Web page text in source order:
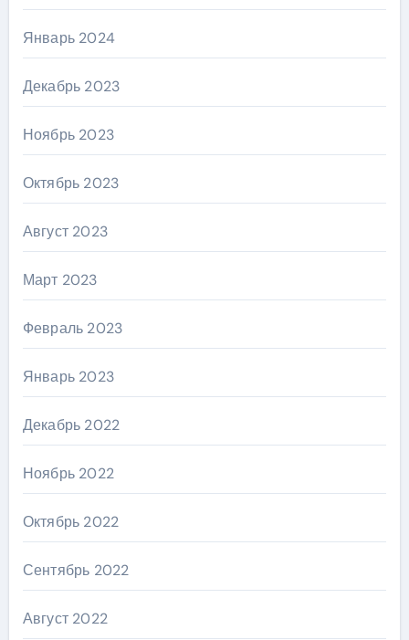
Январь 2024
Декабрь 2023
Ноябрь 2023
Октябрь 2023
Август 2023
Март 2023
Февраль 2023
Январь 2023
Декабрь 2022
Ноябрь 2022
Октябрь 2022
Сентябрь 2022
Август 2022